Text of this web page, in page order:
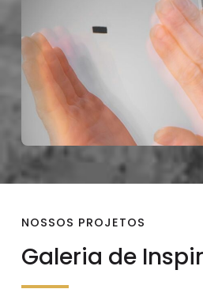
NOSSOS PROJETOS
Galeria de